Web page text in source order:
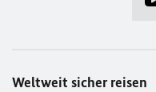
Weltweit sicher reisen